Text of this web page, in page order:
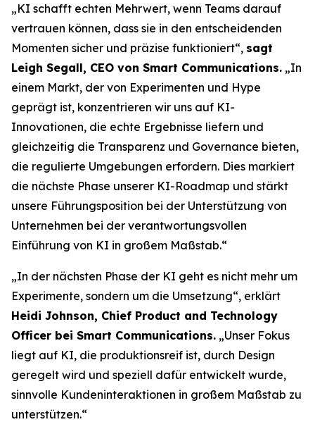
„KI schafft echten Mehrwert, wenn Teams darauf
vertrauen können, dass sie in den entscheidenden
Momenten sicher und präzise funktioniert“, sagt
Leigh Segall, CEO von Smart Communications. „In
einem Markt, der von Experimenten und Hype
geprägt ist, konzentrieren wir uns auf KI-
Innovationen, die echte Ergebnisse liefern und
gleichzeitig die Transparenz und Governance bieten,
die regulierte Umgebungen erfordern. Dies markiert
die nächste Phase unserer KI-Roadmap und stärkt
unsere Führungsposition bei der Unterstützung von
Unternehmen bei der verantwortungsvollen
Einführung von KI in großem Maßstab.“
„In der nächsten Phase der KI geht es nicht mehr um
Experimente, sondern um die Umsetzung“, erklärt
Heidi Johnson, Chief Product and Technology
Officer bei Smart Communications. „Unser Fokus
liegt auf KI, die produktionsreif ist, durch Design
geregelt wird und speziell dafür entwickelt wurde,
sinnvolle Kundeninteraktionen in großem Maßstab zu
unterstützen.“